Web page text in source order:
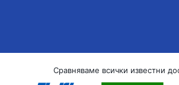
Сравняваме всички известни